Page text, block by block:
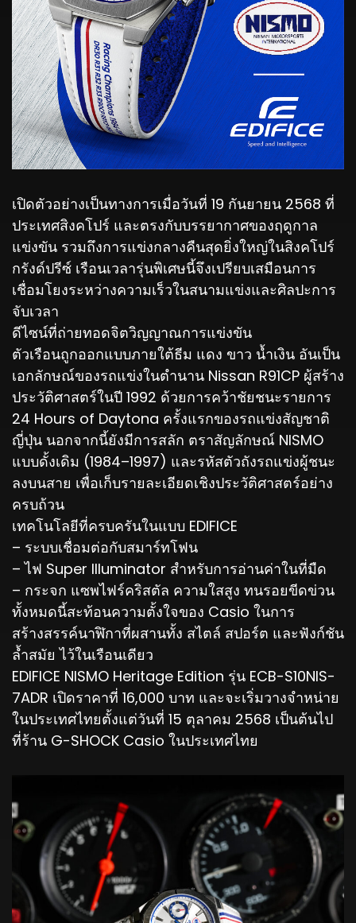
เปิดตัวอย่างเป็นทางการเมื่อวันที่ 19 กันยายน 2568 ที่
ประเทศสิงคโปร์ และตรงกับบรรยากาศของฤดูกาล
แข่งขัน รวมถึงการแข่งกลางคืนสุดยิ่งใหญ่ในสิงคโปร์
กรังด์ปรีซ์ เรือนเวลารุ่นพิเศษนี้จึงเปรียบเสมือนการ
เชื่อมโยงระหว่างความเร็วในสนามแข่งและศิลปะการ
จับเวลา
ดีไซน์ที่ถ่ายทอดจิตวิญญาณการแข่งขัน
ตัวเรือนถูกออกแบบภายใต้ธีม แดง ขาว น้ำเงิน อันเป็น
เอกลักษณ์ของรถแข่งในตำนาน Nissan R91CP ผู้สร้าง
ประวัติศาสตร์ในปี 1992 ด้วยการคว้าชัยชนะรายการ
24 Hours of Daytona ครั้งแรกของรถแข่งสัญชาติ
ญี่ปุ่น นอกจากนี้ยังมีการสลัก ตราสัญลักษณ์ NISMO
แบบดั้งเดิม (1984–1997) และรหัสตัวถังรถแข่งผู้ชนะ
ลงบนสาย เพื่อเก็บรายละเอียดเชิงประวัติศาสตร์อย่าง
ครบถ้วน
เทคโนโลยีที่ครบครันในแบบ EDIFICE
– ระบบเชื่อมต่อกับสมาร์ทโฟน
– ไฟ Super Illuminator สำหรับการอ่านค่าในที่มืด
– กระจก แซพไฟร์คริสตัล ความใสสูง ทนรอยขีดข่วน
ทั้งหมดนี้สะท้อนความตั้งใจของ Casio ในการ
สร้างสรรค์นาฬิกาที่ผสานทั้ง สไตล์ สปอร์ต และฟังก์ชัน
ล้ำสมัย ไว้ในเรือนเดียว
EDIFICE NISMO Heritage Edition รุ่น ECB-S10NIS-
7ADR เปิดราคาที่ 16,000 บาท และจะเริ่มวางจำหน่าย
ในประเทศไทยตั้งแต่วันที่ 15 ตุลาคม 2568 เป็นต้นไป
ที่ร้าน G-SHOCK Casio ในประเทศไทย